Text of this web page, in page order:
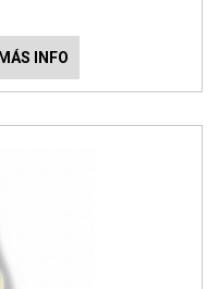
MÁS INFO